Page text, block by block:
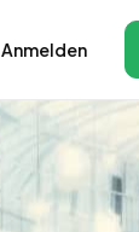
Anmelden